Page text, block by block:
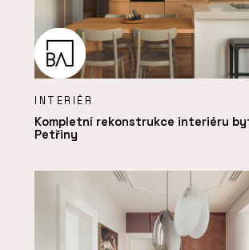
INTERIÉR
Kompletní rekonstrukce interiéru
Petřiny